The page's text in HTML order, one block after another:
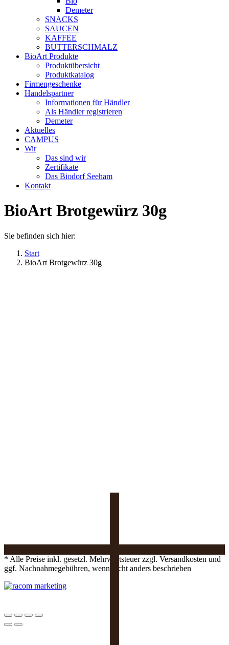
Demeter
SNACKS
SAUCEN
KAFFEE
BUTTERSCHMALZ
BioArt Produkte
Produktübersicht
Produktkatalog
Firmengeschenke
Handelspartner
Informationen für Händler
Als Händler registrieren
Demeter
Aktuelles
CAMPUS
Wir
Das sind wir
Zertifikate
Das Biodorf Seeham
Kontakt
BioArt Brotgewürz 30g
Sie befinden sich hier:
Start
BioArt Brotgewürz 30g
* Alle Preise inkl. gesetzl. Mehrwertsteuer zzgl. Versandkosten und
ggf. Nachnahmegebühren, wenn nicht anders beschrieben